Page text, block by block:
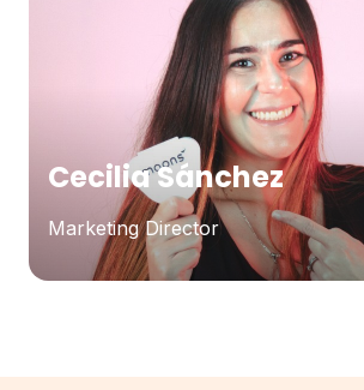
Cecilia Sánchez
Marketing Director